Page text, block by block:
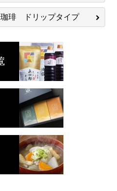
珈琲 ドリップタイプ